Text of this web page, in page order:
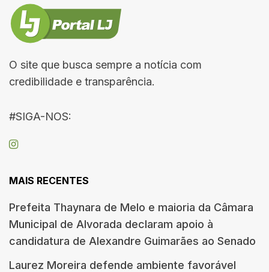
O site que busca sempre a notícia com
credibilidade e transparência.
#SIGA-NOS:
MAIS RECENTES
Prefeita Thaynara de Melo e maioria da Câmara
Municipal de Alvorada declaram apoio à
candidatura de Alexandre Guimarães ao Senado
Laurez Moreira defende ambiente favorável